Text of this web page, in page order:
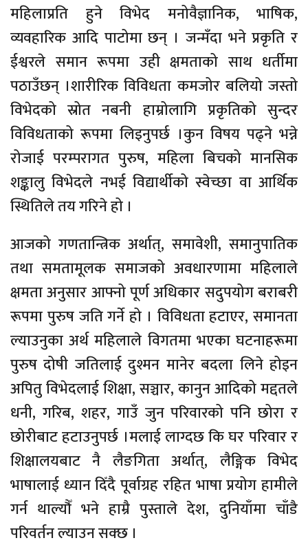
महिलाप्रति हुने विभेद मनोवैज्ञानिक, भाषिक,
व्यवहारिक आदि पाटोमा छन् । जन्मँदा भने प्रकृति र
ईश्वरले समान रूपमा उही क्षमताको साथ धर्तीमा
पठाउँछन् ।शारीरिक विविधता कमजोर बलियो जस्तो
विभेदको स्रोत नबनी हाम्रोलागि प्रकृतिको सुन्दर
विविधताको रूपमा लिइनुपर्छ ।कुन विषय पढ्ने भन्ने
रोजाई परम्परागत पुरुष, महिला बिचको मानसिक
शङ्कालु विभेदले नभई विद्यार्थीको स्वेच्छा वा आर्थिक
स्थितिले तय गरिने हो ।
आजको गणतान्त्रिक अर्थात्, समावेशी, समानुपातिक
तथा समतामूलक समाजको अवधारणामा महिलाले
क्षमता अनुसार आफ्नो पूर्ण अधिकार सदुपयोग बराबरी
रूपमा पुरुष जति गर्ने हो । विविधता हटाएर, समानता
ल्याउनुका अर्थ महिलाले विगतमा भएका घटनाहरूमा
पुरुष दोषी जतिलाई दुश्मन मानेर बदला लिने होइन
अपितु विभेदलाई शिक्षा, सञ्चार, कानुन आदिको मद्दतले
धनी, गरिब, शहर, गाउँ जुन परिवारको पनि छोरा र
छोरीबाट हटाउनुपर्छ ।मलाई लाग्दछ कि घर परिवार र
शिक्षालयबाट नै लैङगिता अर्थात्, लैङ्गिक विभेद
भाषालाई ध्यान दिँदै पूर्वाग्रह रहित भाषा प्रयोग हामीले
गर्न थाल्यौँ भने हाम्रै पुस्ताले देश, दुनियाँमा चाँडै
परिवर्तन ल्याउन सक्छ ।